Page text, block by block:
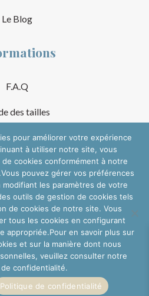
Le Blog
F.A.Q
des tailles
Légales
de Vente
les réseaux
pour améliorer votre expérience
à utiliser notre site, vous
cookies conformément à notre
pouvez gérer vos préférences
les paramètres de votre
outils de gestion de cookies tels
de cookies de notre site. Vous
tous les cookies en configurant
appropriée.Pour en savoir plus sur
et sur la manière dont nous
veuillez consulter notre
confidentialité.
Politique de confidentialité